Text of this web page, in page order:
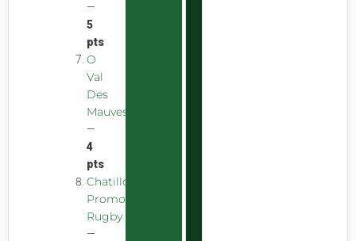
—
5
pts
O
Val
Des
Mauves
—
4
pts
Chatillon
Promotion
Rugby
—